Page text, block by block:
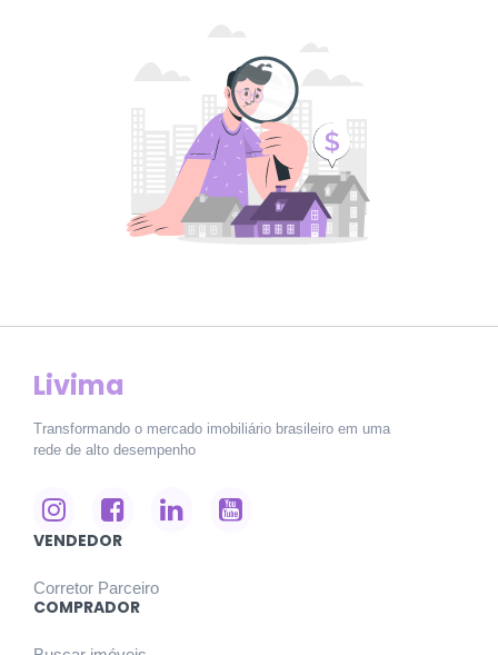
Livima
Transformando o mercado imobiliário brasileiro em uma
rede de alto desempenho
VENDEDOR
Corretor Parceiro
COMPRADOR